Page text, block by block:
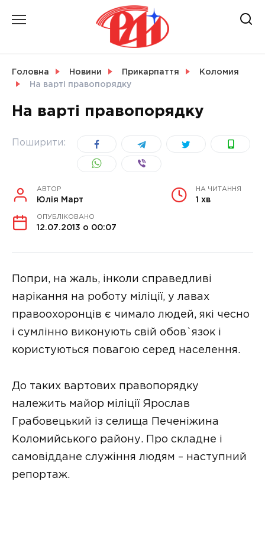
УКРАЇНА
Головна Новини Прикарпаття
Коломия
На варті правопорядку
На варті правопорядку
Поширити:
АВТОР
Юлія Март
НА ЧИТАННЯ
1 хв
ОПУБЛІКОВАНО
12.07.2013 о 00:07
Попри, на жаль, інколи справедливі
нарікання на роботу міліції, у лавах
правоохоронців є чимало людей, які чесно
і сумлінно виконують свій обов`язок і
користуються повагою серед населення.
До таких вартових правопорядку
належить майор міліції Ярослав
Грабовецький із селища Печеніжина
Коломийського району. Про складне і
самовіддане служіння людям – наступний
репортаж.